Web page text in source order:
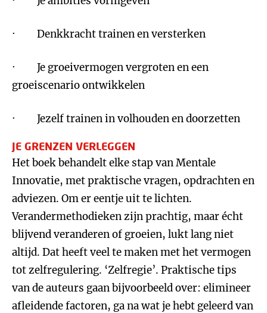
· Denkkracht trainen en versterken
· Je groeivermogen vergroten en een
groeiscenario ontwikkelen
· Jezelf trainen in volhouden en doorzetten
JE GRENZEN VERLEGGEN
Het boek behandelt elke stap van Mentale
Innovatie, met praktische vragen, opdrachten en
adviezen. Om er eentje uit te lichten.
Verandermethodieken zijn prachtig, maar écht
blijvend veranderen of groeien, lukt lang niet
altijd. Dat heeft veel te maken met het vermogen
tot zelfregulering. ‘Zelfregie’. Praktische tips
van de auteurs gaan bijvoorbeeld over: elimineer
afleidende factoren, ga na wat je hebt geleerd van